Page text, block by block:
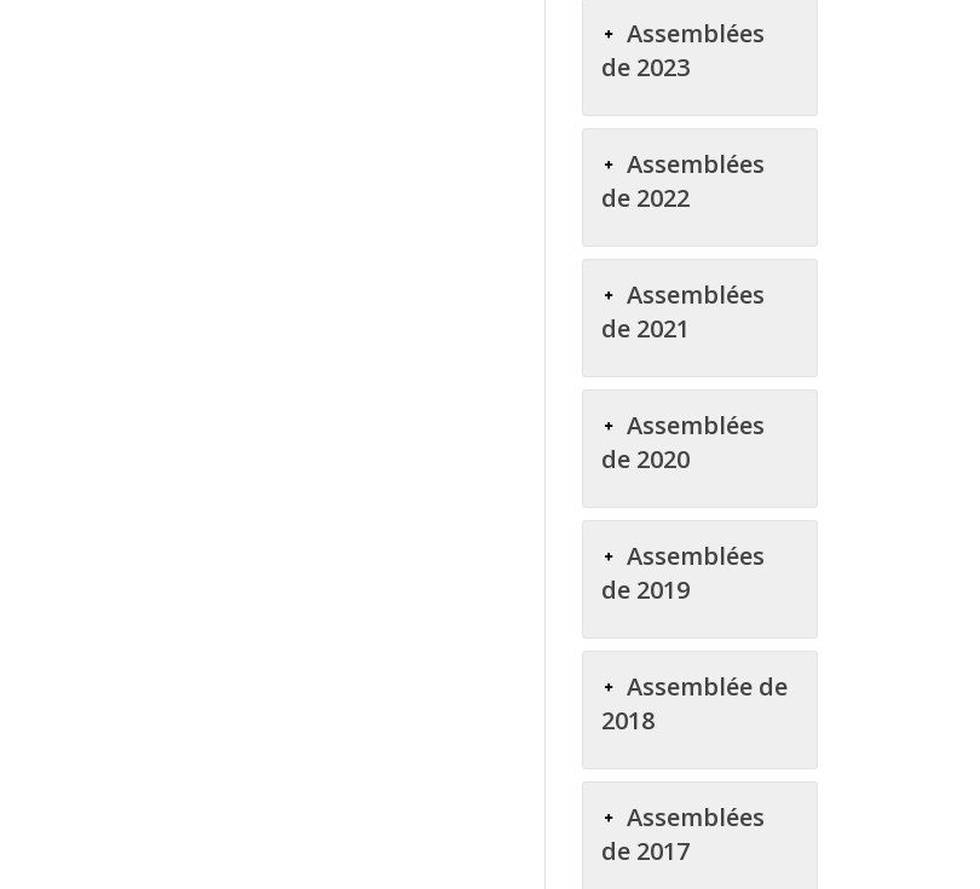
Assemblées
de 2023
Assemblées
de 2022
Assemblées
de 2021
Assemblées
de 2020
Assemblées
de 2019
Assemblée de
2018
Assemblées
de 2017